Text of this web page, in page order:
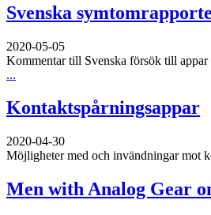
Svenska
2020-05-05
Kommentar till Svenska försök till
...
Kontaktspårningsappar
2020-04-30
Möjligheter med och invändningar mot
Men with Analog Gear